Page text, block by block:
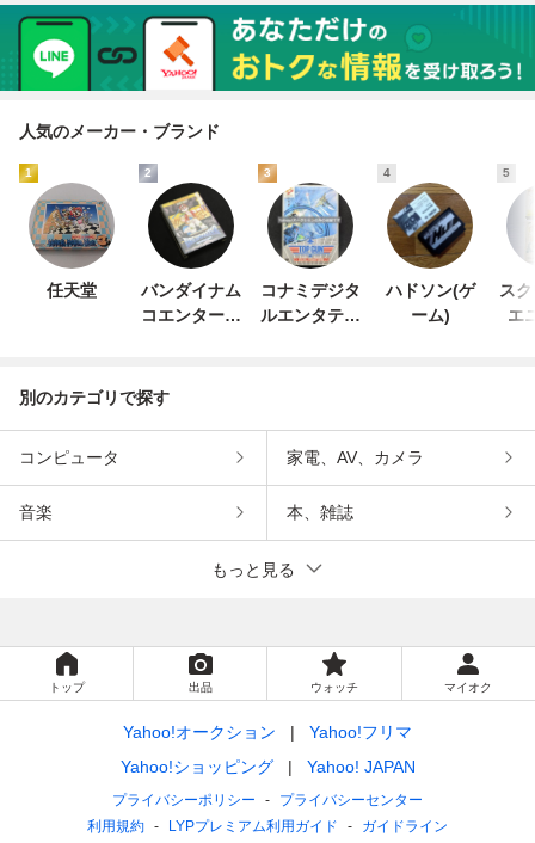
人気のメーカー・ブランド
1
任天堂
2
バンダイナム
コエンターテ
3
コナミデジタ
ルエンタテイ
4
ハドソン(ゲ
ーム)
5
ス
エ
別のカテゴリで探す
コンピュータ 家電、AV、カメラ
音楽 本、雑誌
もっと見る
トップ 出品 ウォッチ マイオク
Yahoo!オークション
Yahoo!フリマ
Yahoo!ショッピング
Yahoo! JAPAN
プライバシーポリシー
プライバシーセンター
利用規約
LYPプレミアム利用ガイド ガイドライン